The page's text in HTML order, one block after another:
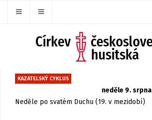
KAZATELSKÝ CYKLUS
neděle 9. srpna
Neděle po svatém Duchu (19. v mezidobí)